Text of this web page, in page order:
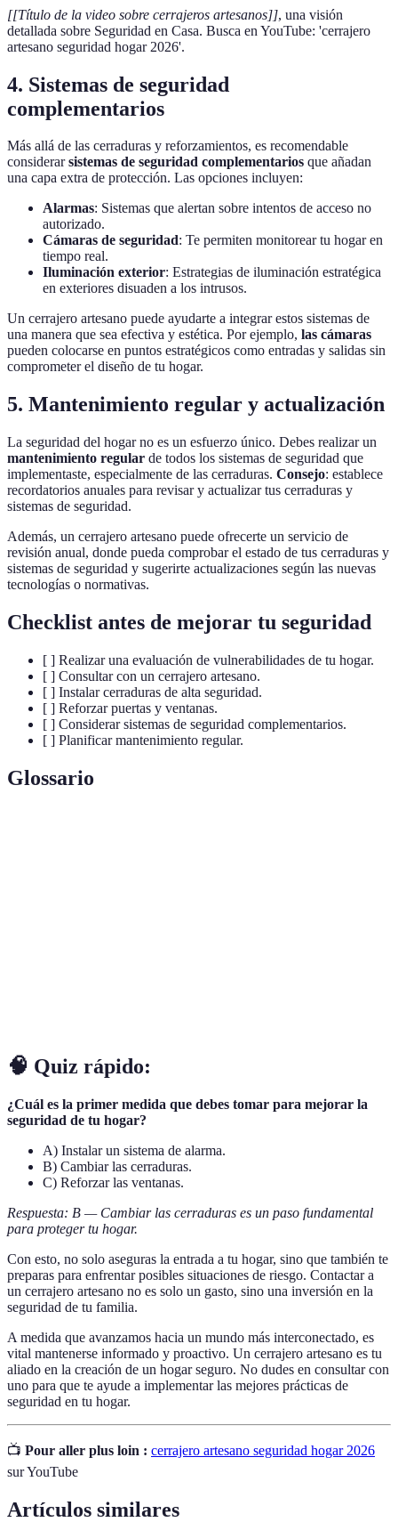
[[Título de la video sobre cerrajeros artesanos]], una visión
detallada sobre Seguridad en Casa. Busca en YouTube: 'cerrajero
artesano seguridad hogar 2026'.
4. Sistemas de seguridad
complementarios
Más allá de las cerraduras y reforzamientos, es recomendable
considerarsistemas de seguridad complementarios que añadan
una capa extra de protección. Las opciones incluyen:
Alarmas: Sistemas que alertan sobre intentos de acceso no
autorizado.
Cámaras de seguridad: Te permiten monitorear tu hogar en
tiempo real.
Iluminación exterior: Estrategias de iluminación estratégica
en exteriores disuaden a los intrusos.
Un cerrajero artesano puede ayudarte a integrar estos sistemas de
una manera que sea efectiva y estética. Por ejemplo, las cámaras
pueden colocarse en puntos estratégicos como entradas y salidas sin
comprometer el diseño de tu hogar.
5. Mantenimiento regular y actualización
La seguridad del hogar no es un esfuerzo único. Debes realizar un
mantenimiento regular de todos los sistemas de seguridad que
implementaste, especialmente de las cerraduras. Consejo: establece
recordatorios anuales para revisar y actualizar tus cerraduras y
sistemas de seguridad.
Además, un cerrajero artesano puede ofrecerte un servicio de
revisión anual, donde pueda comprobar el estado de tus cerraduras y
sistemas de seguridad y sugerirte actualizaciones según las nuevas
tecnologías o normativas.
Checklist antes de mejorar tu seguridad
[ ] Realizar una evaluación de vulnerabilidades de tu hogar.
[ ] Consultar con un cerrajero artesano.
[ ] Instalar cerraduras de alta seguridad.
[ ] Reforzar puertas y ventanas.
[ ] Considerar sistemas de seguridad complementarios.
[ ] Planificar mantenimiento regular.
Glossario
🧠 Quiz rápido:
¿Cuál es la primer medida que debes tomar para mejorar la
seguridad de tu hogar?
A) Instalar un sistema de alarma.
B) Cambiar las cerraduras.
C) Reforzar las ventanas.
Respuesta: B — Cambiar las cerraduras es un paso fundamental
para proteger tu hogar.
Con esto, no solo aseguras la entrada a tu hogar, sino que también te
preparas para enfrentar posibles situaciones de riesgo. Contactar a
un cerrajero artesano no es solo un gasto, sino una inversión en la
seguridad de tu familia.
A medida que avanzamos hacia un mundo más interconectado, es
vital mantenerse informado y proactivo. Un cerrajero artesano es tu
aliado en la creación de un hogar seguro. No dudes en consultar con
uno para que te ayude a implementar las mejores prácticas de
seguridad en tu hogar.
📺 Pour aller plus loin : cerrajero artesano seguridad hogar 2026
sur YouTube
Artículos similares